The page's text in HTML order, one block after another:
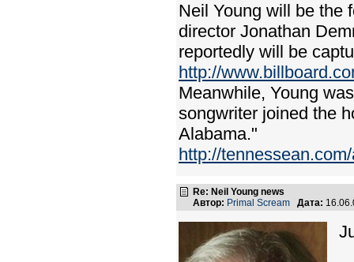
Neil Young will be the
director Jonathan
reportedly will be
http://
Meanwhile, Young
songwriter joined the
Alabama."
http://
Re: Neil Young news
Автор: Primal Scream Дата: